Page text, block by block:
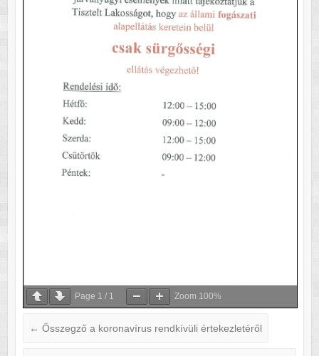
Page 1 / 1 Zoom 100%
← Összegző a koronavírus rendkívüli értekezletéről